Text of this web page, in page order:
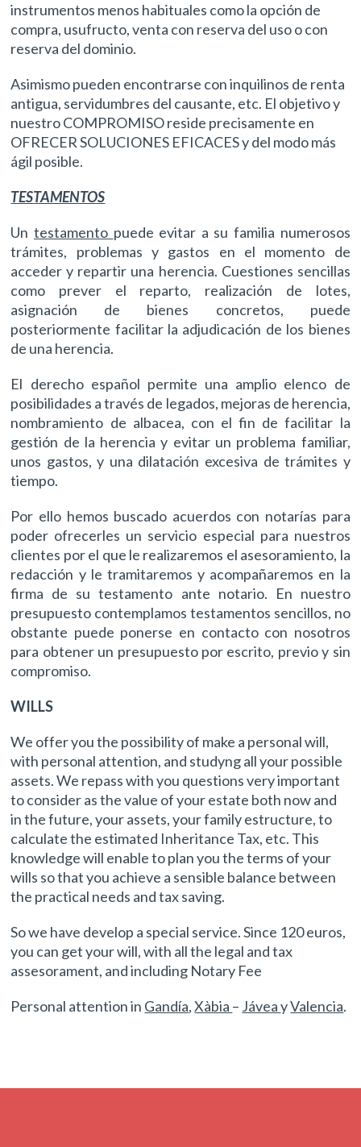
instrumentos menos habituales como la opción de
compra, usufructo, venta con reserva del uso o con
reserva del dominio.
Asimismo pueden encontrarse con inquilinos de renta
antigua, servidumbres del causante, etc. El objetivo y
nuestro COMPROMISO reside precisamente en
OFRECER SOLUCIONES EFICACES y del modo más
ágil posible.
TESTAMENTOS
Untestamento puede evitar a su familia numerosos
trámites, problemas y gastos en el momento de
acceder y repartir una herencia. Cuestiones sencillas
como prever el reparto, realización de lotes,
asignación de bienes concretos, puede
posteriormente facilitar la adjudicación de los bienes
de una herencia.
El derecho español permite una amplio elenco de
posibilidades a través de legados, mejoras de herencia,
nombramiento de albacea, con el fin de facilitar la
gestión de la herencia y evitar un problema familiar,
unos gastos, y una dilatación excesiva de trámites y
tiempo.
Por ello hemos buscado acuerdos con notarías para
poder ofrecerles un servicio especial para nuestros
clientes por el que le realizaremos el asesoramiento, la
redacción y le tramitaremos y acompañaremos en la
firma de su testamento ante notario. En nuestro
presupuesto contemplamos testamentos sencillos, no
obstante puede ponerse en contacto con nosotros
para obtener un presupuesto por escrito, previo y sin
compromiso.
WILLS
We offer you the possibility of make a personal will,
with personal attention, and studyng all your possible
assets. We repass with you questions very important
to consider as the value of your estate both now and
in the future, your assets, your family estructure, to
calculate the estimated Inheritance Tax, etc. This
knowledge will enable to plan you the terms of your
wills so that you achieve a sensible balance between
the practical needs and tax saving.
So we have develop a special service. Since 120 euros,
you can get your will, with all the legal and tax
assesorament, and including Notary Fee
Personal attention in Gandía,Xàbia – JáveayValencia.